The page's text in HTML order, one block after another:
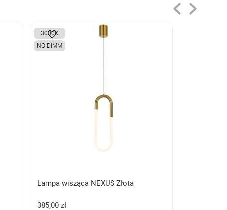
3000K
NO DIMM
Lampa wisząca NEXUS Złota
385,00 zł